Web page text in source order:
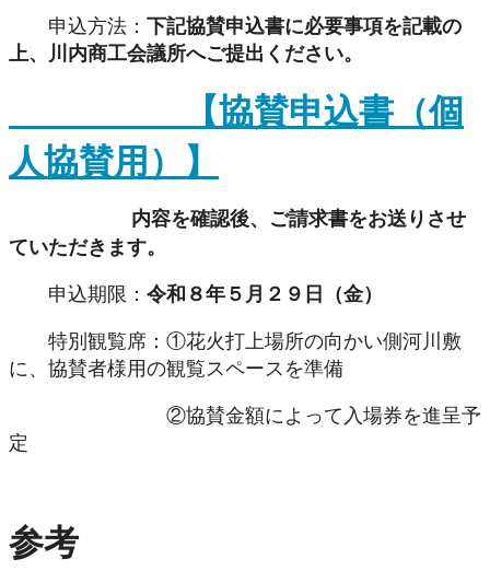
申込方法： 下記協賛申込書に必要事項を記載の
上、川内商工会議所へご提出ください。
【協賛申込書（個
人協賛用）】
内容を確認後、ご請求書をお送りさせ
ていただきます。
申込期限： 令和８年５月２９日（金）
特別観覧席：①花火打上場所の向かい側河川敷
に、協賛者様用の観覧スペースを準備
②協賛金額によって入場券を進呈予
定
参考